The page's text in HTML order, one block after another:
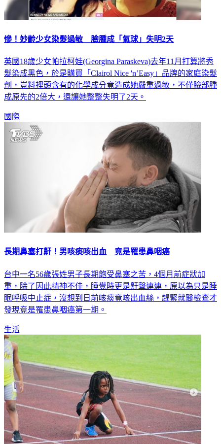
慘！妙齡少女染髮過敏 臉腫成「氣球」失明2天
英國18歲少女帕拉柯娃(Georgina Paraskeva)去年11月打算將秀
髮染成黑色，於是購買「Clairol Nice 'n’Easy」品牌的家庭染髮
劑，豈料裡頭含有的化學成分竟造成她嚴重過敏，不僅臉部腫
成原先的2倍大，還讓她整整失明了2天。
國際
長期鼻塞打鼾！男咳痰咳出血 竟是罹患鼻咽癌
台中一名56歲張姓男子長期飽受鼻塞之苦，4個月前症狀加
重，除了因此精神不佳，睡覺時更是鼾聲連連，原以為只是睡
眠呼吸中止症，沒想到日前咳痰竟咳出血絲，趕緊就醫檢查才
發現竟是罹患鼻咽癌第一期。
生活